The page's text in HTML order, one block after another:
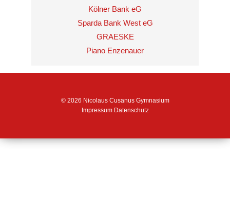
Kölner Bank eG
Sparda Bank West eG
GRAESKE
Piano Enzenauer
© 2026 Nicolaus Cusanus Gymnasium
Impressum Datenschutz